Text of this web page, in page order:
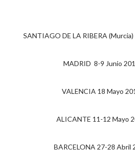
SANTIAGO DE LA RIBERA
MADRID 8-9 Junio
VALENCIA 18 Mayo
ALICANTE 11-12 Mayo
BARCELONA 27-28 Abril